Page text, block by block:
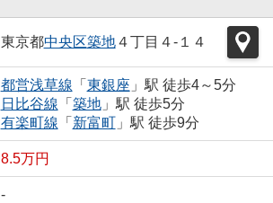
東京都中央区築地４丁目４-１４
都営浅草線 「 東銀座 」駅 徒歩4～5分
日比谷線 「 築地」駅 徒歩5分
有楽町線 「 新富町」駅 徒歩9分
8.5万円
-